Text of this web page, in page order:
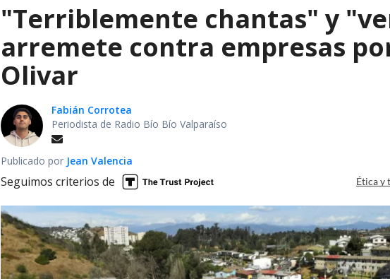
"Terriblemente chantas" y
arremete contra empresas
Olivar
Fabián Corrotea
Periodista de Radio Bío Bío Valparaíso
Publicado por Jean Valencia
Seguimos criterios de Ética y